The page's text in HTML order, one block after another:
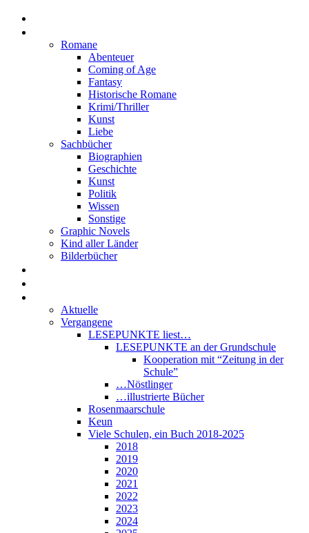
Romane
Abenteuer
Coming of Age
Fantasy
Historische Romane
Krimi/Thriller
Kunst
Liebe
Sachbücher
Biographien
Geschichte
Kunst
Politik
Wissen
Sonstige
Graphic Novels
Kind aller Länder
Bilderbücher
Aktuelle
Vergangene
LESEPUNKTE liest…
LESEPUNKTE an der Grundschule
Kooperation mit “Zeitung in der
Schule”
…Nöstlinger
…illustrierte Bücher
Rosenmaarschule
Keun
Viele Schulen, ein Buch 2018-2025
2018
2019
2020
2021
2022
2023
2024